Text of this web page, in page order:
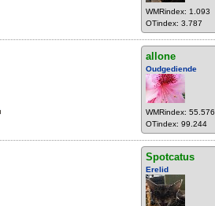
WMRindex: 1.093
OTindex: 3.787
allone
Oudgediende
WMRindex: 55.576
OTindex: 99.244
Spotcatus
Erelid